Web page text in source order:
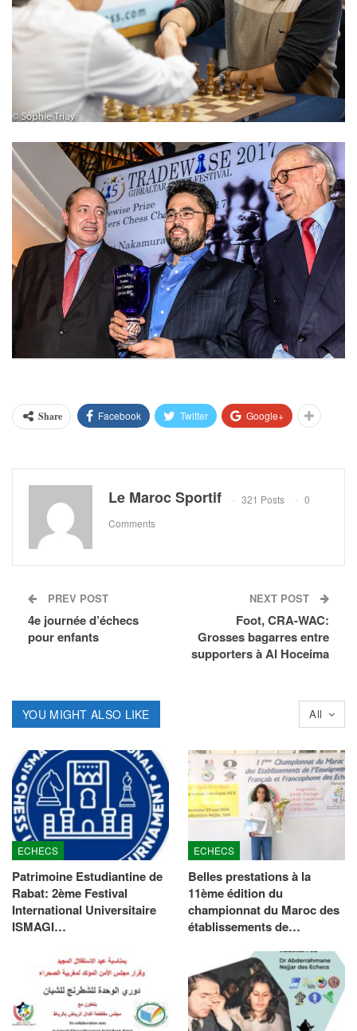
Share Facebook Twitter Google+
Le Maroc Sportif 321 Posts
0
Comments
PREV POST
4e journée d’échecs
pour enfants
NEXT POST
Foot, CRA-WAC:
Grosses bagarres entre
supporters à Al Hoceima
All
YOU MIGHT ALSO LIKE
ECHECS
Patrimoine Estudiantine de
Rabat: 2ème Festival
International Universitaire
ISMAGI…
ECHECS
Belles prestations à la
11ème édition du
championnat du Maroc des
établissements de…